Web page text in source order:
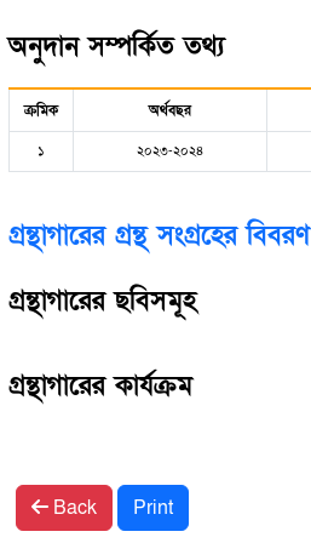
অনুদান সম্পর্কিত তথ্য
ক্রমিক অর্থবছর
১ ২০২৩-২০২৪
গ্রন্থাগারের গ্রন্থ সংগ্রহের বিবরণ
গ্রন্থাগারের ছবিসমূহ
গ্রন্থাগারের কার্যক্রম
Back Print